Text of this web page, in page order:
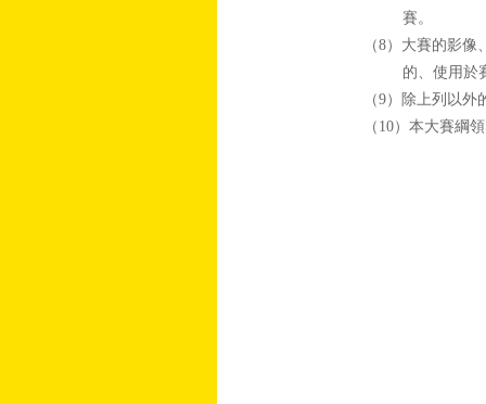
賽。
（8）大賽的影
的、使用於
（9）除上列以
（10）本大賽綱